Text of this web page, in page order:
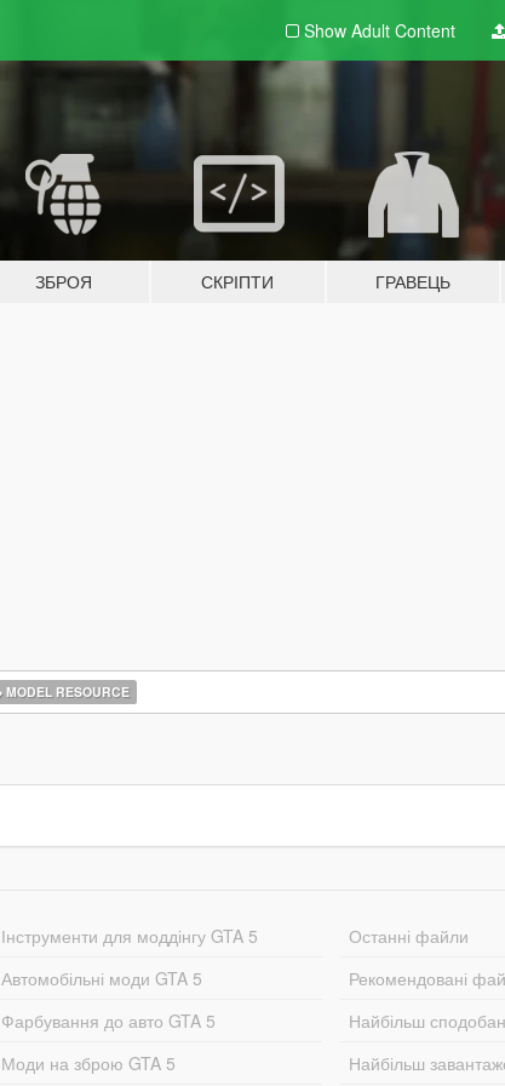
Show Adult Content
ЗБРОЯ СКРІПТИ ГРАВЕЦЬ
MODEL RESOURCE
Інструменти для моддінгу GTA 5
Автомобільні моди GTA 5
Фарбування до авто GTA 5
Моди на зброю GTA 5
Останні файли
Рекомендовані
Найбільш
Найбільш